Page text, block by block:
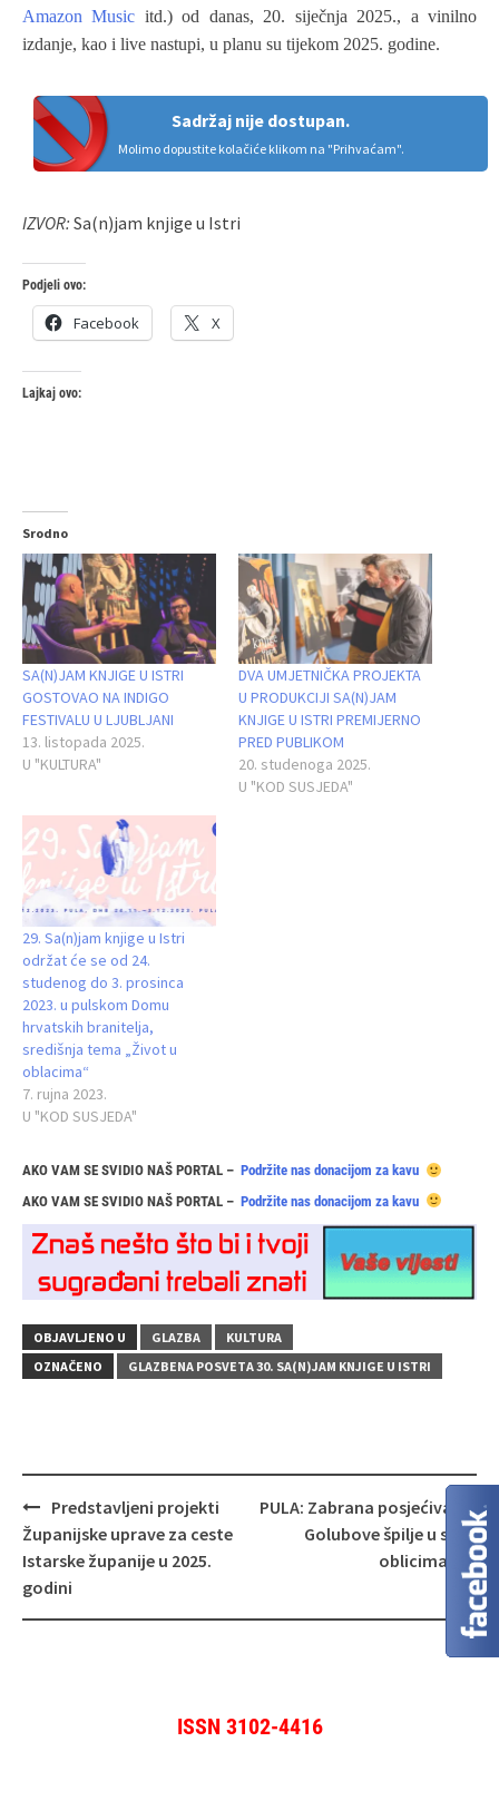
Amazon Music itd.) od danas, 20. siječnja 2025., a vinilno
izdanje, kao i live nastupi, u planu su tijekom 2025. godine.
Sadržaj nije dostupan.
Molimo dopustite kolačiće klikom na "Prihvaćam".
IZVOR: Sa(n)jam knjige u Istri
Podjeli ovo:
Facebook X
Lajkaj ovo:
Srodno
SA(N)JAM KNJIGE U ISTRI
GOSTOVAO NA INDIGO
FESTIVALU U LJUBLJANI
13. listopada 2025.
U "KULTURA"
DVA UMJETNIČKA PROJEKTA
U PRODUKCIJI SA(N)JAM
KNJIGE U ISTRI PREMIJERNO
PRED PUBLIKOM
20. studenoga 2025.
U "KOD SUSJEDA"
29. Sa(n)jam knjige u Istri
održat će se od 24.
studenog do 3. prosinca
2023. u pulskom Domu
hrvatskih branitelja,
središnja tema „Život u
oblacima“
7. rujna 2023.
U "KOD SUSJEDA"
AKO VAM SE SVIDIO NAŠ PORTAL – Podržite nas donacijom za kavu
AKO VAM SE SVIDIO NAŠ PORTAL – Podržite nas donacijom za kavu
OBJAVLJENO U GLAZBA
KULTURA
OZNAČENO
GLAZBENA POSVETA 30. SA(N)JAM KNJIGE U ISTRI
Navigacija
objava
Predstavljeni projekti
Županijske uprave za ceste
Istarske županije u 2025.
godini
PULA: Zabrana posjećivanja
Golubove špilje u svim
oblicima
ISSN 3102-4416